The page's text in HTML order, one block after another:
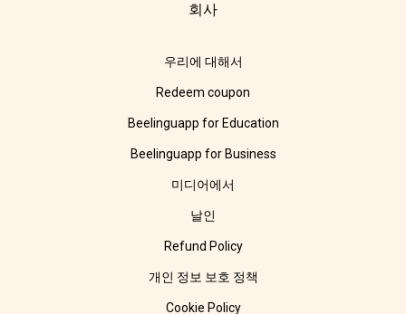
회사
우리에 대해서
Redeem coupon
Beelinguapp for Education
Beelinguapp for Business
미디어에서
날인
Refund Policy
개인 정보 보호 정책
Cookie Policy